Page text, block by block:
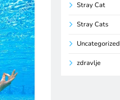
Stray Cat
Stray Cats
Uncategorized
zdravlje